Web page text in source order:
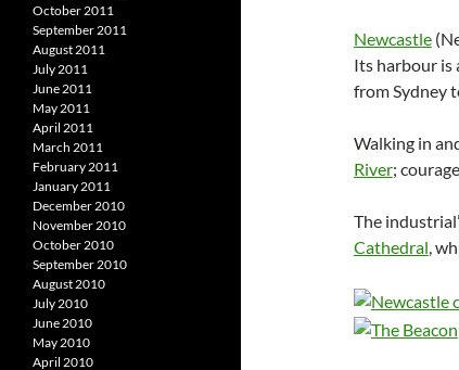
Newcastle
Its harbour is
from Sydney
Walking in
River;
The
Cathedral,
October 2011
September 2011
August 2011
July 2011
June 2011
May 2011
April 2011
March 2011
February 2011
January 2011
December 2010
November 2010
October 2010
September 2010
August 2010
July 2010
June 2010
May 2010
April 2010